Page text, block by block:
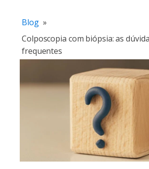
Blog »
Colposcopia com biópsia: as
frequentes